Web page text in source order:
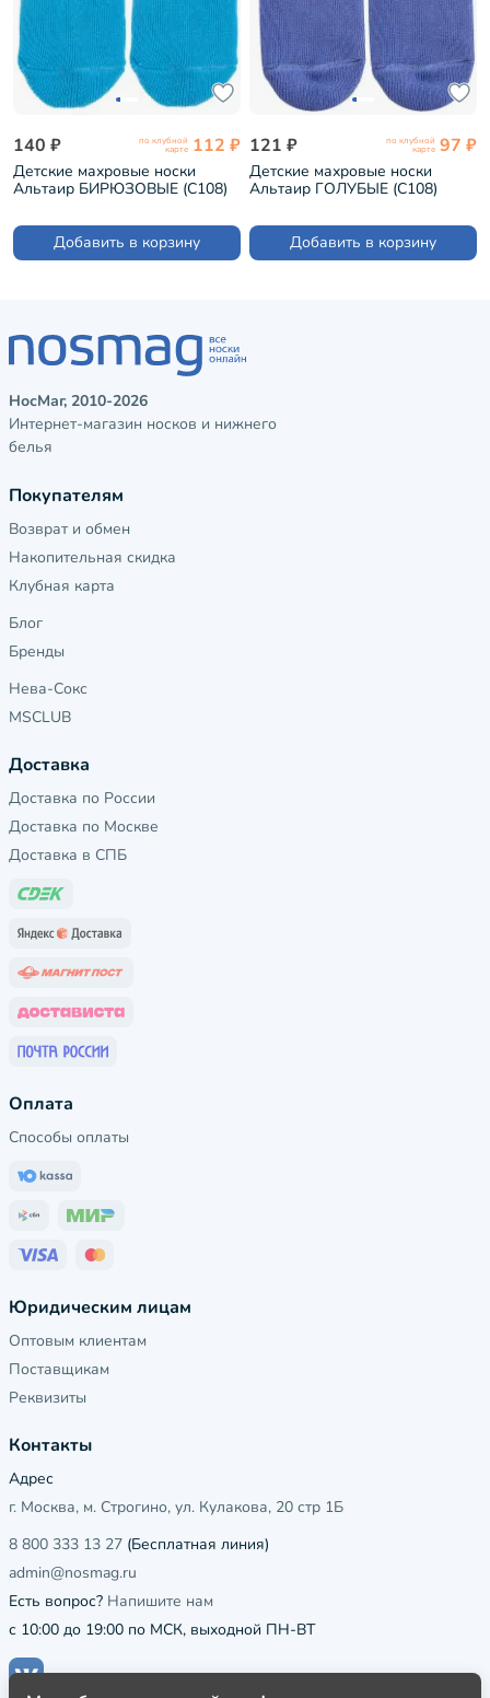
140 ₽ по клубной
карте 112 ₽
Детские махровые носки
Альтаир БИРЮЗОВЫЕ (С108)
Добавить в корзину
121 ₽ по клубной
карте 97 ₽
Детские махровые носки
Альтаир ГОЛУБЫЕ (С108)
Добавить в корзину
НосМаг, 2010-2026
Интернет-магазин носков и нижнего
белья
Покупателям
Возврат и обмен
Накопительная скидка
Клубная карта
Блог
Бренды
Нева-Сокс
MSCLUB
Доставка
Доставка по России
Доставка по Москве
Доставка в СПБ
Оплата
Способы оплаты
Юридическим лицам
Оптовым клиентам
Поставщикам
Реквизиты
Контакты
Адрес
г. Москва, м. Строгино, ул. Кулакова, 20 стр 1Б
8 800 333 13 27 (Бесплатная линия)
admin@nosmag.ru
Есть вопрос? Напишите нам
с 10:00 до 19:00 по МСК, выходной ПН-ВТ